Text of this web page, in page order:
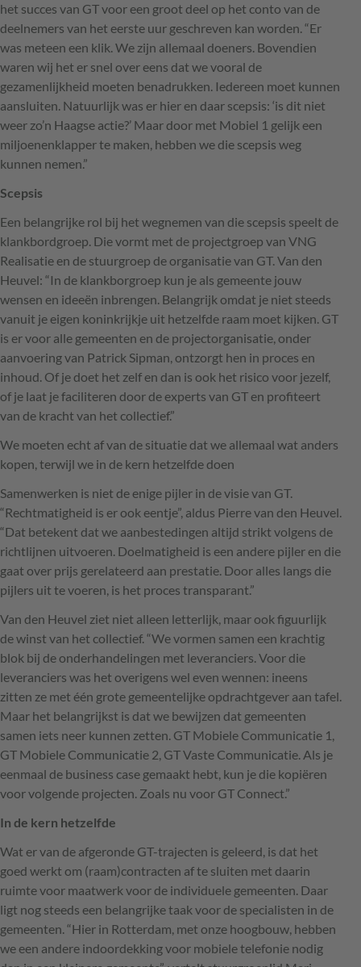
het succes van GT voor een groot deel op het conto van de
deelnemers van het eerste uur geschreven kan worden. “Er
was meteen een klik. We zijn allemaal doeners. Bovendien
waren wij het er snel over eens dat we vooral de
gezamenlijkheid moeten benadrukken. Iedereen moet kunnen
aansluiten. Natuurlijk was er hier en daar scepsis: ‘is dit niet
weer zo’n Haagse actie?’ Maar door met Mobiel 1 gelijk een
miljoenenklapper te maken, hebben we die scepsis weg
kunnen nemen.”
Scepsis
Een belangrijke rol bij het wegnemen van die scepsis speelt de
klankbordgroep. Die vormt met de projectgroep van VNG
Realisatie en de stuurgroep de organisatie van GT. Van den
Heuvel: “In de klankborgroep kun je als gemeente jouw
wensen en ideeën inbrengen. Belangrijk omdat je niet steeds
vanuit je eigen koninkrijkje uit hetzelfde raam moet kijken. GT
is er voor alle gemeenten en de projectorganisatie, onder
aanvoering van Patrick Sipman, ontzorgt hen in proces en
inhoud. Of je doet het zelf en dan is ook het risico voor jezelf,
of je laat je faciliteren door de experts van GT en profiteert
van de kracht van het collectief.”
We moeten echt af van de situatie dat we allemaal wat anders
kopen, terwijl we in de kern hetzelfde doen
Samenwerken is niet de enige pijler in de visie van GT.
“Rechtmatigheid is er ook eentje”, aldus Pierre van den Heuvel.
“Dat betekent dat we aanbestedingen altijd strikt volgens de
richtlijnen uitvoeren. Doelmatigheid is een andere pijler en die
gaat over prijs gerelateerd aan prestatie. Door alles langs die
pijlers uit te voeren, is het proces transparant.”
Van den Heuvel ziet niet alleen letterlijk, maar ook figuurlijk
de winst van het collectief. “We vormen samen een krachtig
blok bij de onderhandelingen met leveranciers. Voor die
leveranciers was het overigens wel even wennen: ineens
zitten ze met één grote gemeentelijke opdrachtgever aan tafel.
Maar het belangrijkst is dat we bewijzen dat gemeenten
samen iets neer kunnen zetten. GT Mobiele Communicatie 1,
GT Mobiele Communicatie 2, GT Vaste Communicatie. Als je
eenmaal de business case gemaakt hebt, kun je die kopiëren
voor volgende projecten. Zoals nu voor GT Connect.”
In de kern hetzelfde
Wat er van de afgeronde GT-trajecten is geleerd, is dat het
goed werkt om (raam)contracten af te sluiten met daarin
ruimte voor maatwerk voor de individuele gemeenten. Daar
ligt nog steeds een belangrijke taak voor de specialisten in de
gemeenten. “Hier in Rotterdam, met onze hoogbouw, hebben
we een andere indoordekking voor mobiele telefonie nodig